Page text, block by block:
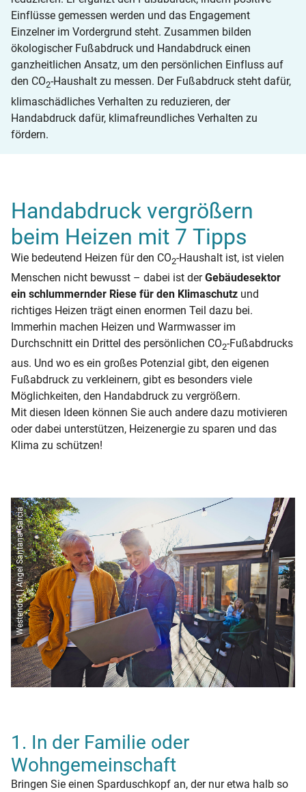
Einflüsse gemessen werden und das Engagement
Einzelner im Vordergrund steht. Zusammen bilden
ökologischer Fußabdruck und Handabdruck einen
ganzheitlichen Ansatz, um den persönlichen Einfluss auf
den CO2-Haushalt zu messen. Der Fußabdruck steht dafür,
klimaschädliches Verhalten zu reduzieren, der
Handabdruck dafür, klimafreundliches Verhalten zu
fördern.
Handabdruck vergrößern
beim Heizen mit 7 Tipps
Wie bedeutend Heizen für den CO2-Haushalt ist, ist vielen
Menschen nicht bewusst – dabei ist derGebäudesektor
ein schlummernder Riese für den Klimaschutz und
richtiges Heizen trägt einen enormen Teil dazu bei.
Immerhin machen Heizen und Warmwasser im
Durchschnitt ein Drittel des persönlichen CO2-Fußabdrucks
aus. Und wo es ein großes Potenzial gibt, den eigenen
Fußabdruck zu verkleinern, gibt es besonders viele
Möglichkeiten, den Handabdruck zu vergrößern.
Mit diesen Ideen können Sie auch andere dazu motivieren
oder dabei unterstützen, Heizenergie zu sparen und das
Klima zu schützen!
Westend61 | Angel Santana Garcia
1. In der Familie oder
Wohngemeinschaft
Bringen Sie einen Sparduschkopf an, der nur etwa halb so